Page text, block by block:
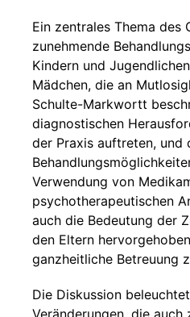
Ein zentrales Thema des
zunehmende
Kindern und
Mädchen, die an
Schulte-Markwortt
diagnostischen
der Praxis auftreten,
Verwendung von
psychotherapeutischen
auch die Bedeutung der
den Eltern
ganzheitliche Betreuung
Die Diskussion
Veränderungen, die auch